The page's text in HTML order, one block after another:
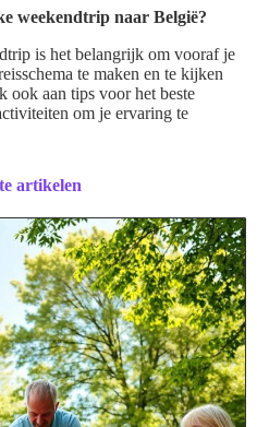
weekendtrip naar België?
is het belangrijk om vooraf je
te maken en te kijken
ook aan tips voor het beste
om je ervaring te
artikelen